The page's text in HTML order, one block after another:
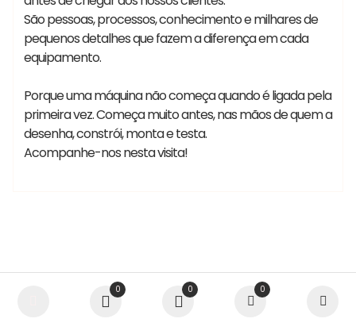
São pessoas, processos, conhecimento e milhares de
pequenos detalhes que fazem a diferença em cada
equipamento.
Porque uma máquina não começa quando é ligada pela
primeira vez. Começa muito antes, nas mãos de quem a
desenha, constrói, monta e testa.
Acompanhe-nos nesta visita!
0 0 0